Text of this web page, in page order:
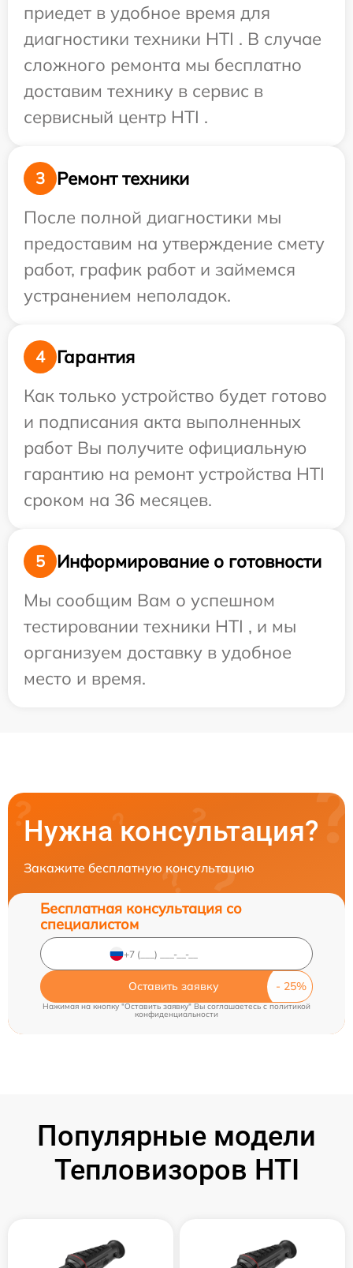
приедет в удобное время для
диагностики техники HTI . В случае
сложного ремонта мы бесплатно
доставим технику в сервис в
сервисный центр HTI .
3
Ремонт техники
После полной диагностики мы
предоставим на утверждение смету
работ, график работ и займемся
устранением неполадок.
4
Гарантия
Как только устройство будет готово
и подписания акта выполненных
работ Вы получите официальную
гарантию на ремонт устройства HTI
сроком на 36 месяцев.
5
Информирование о готовности
Мы сообщим Вам о успешном
тестировании техники HTI , и мы
организуем доставку в удобное
место и время.
Нужна консультация?
Закажите бесплатную консультацию
Бесплатная консультация со
специалистом
Оставить заявку
Нажимая на кнопку "Оставить заявку" Вы соглашаетесь cполитикой
конфиденциальности
Популярные модели
Тепловизоров HTI